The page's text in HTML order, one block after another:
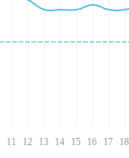
11 12 13 14 15 16 17 18